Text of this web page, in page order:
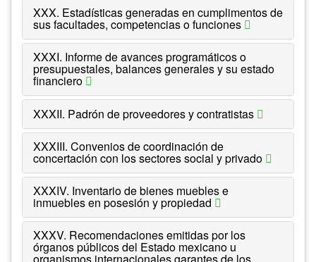
XXX. Estadísticas generadas en cumplimentos de
sus facultades, competencias o funciones
XXXI. Informe de avances programáticos o
presupuestales, balances generales y su estado
financiero
XXXII. Padrón de proveedores y contratistas
XXXIII. Convenios de coordinación de
concertación con los sectores social y privado
XXXIV. Inventario de bienes muebles e
inmuebles en posesión y propiedad
XXXV. Recomendaciones emitidas por los
órganos públicos del Estado mexicano u